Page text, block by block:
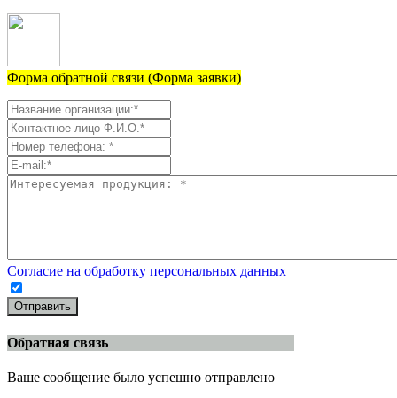
Форма обратной связи (Форма заявки)
Согласие на обработку персональных данных
Отправить
Обратная связь
Ваше сообщение было успешно отправлено